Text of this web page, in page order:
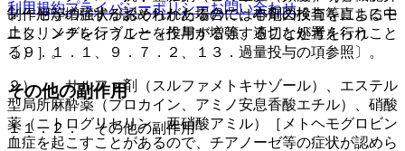
制作用が増強するおそれがあるので、心電図検査等によるモ
ニタリングを行うこと（作用が増強することが考えられ
る）］。
２）． サルファ剤（スルファメトキサゾール）、エステル
型局所麻酔薬（プロカイン、アミノ安息香酸エチル）、硝酸
薬（ニトログリセリン、亜硝酸アミル）［メトヘモグロビン
血症を起こすことがあるので、チアノーゼ等の症状が認めら
ノーゼ等の症状が認められた場合には本剤の投与を直ちに中
止し、メチレンブルーを投与する等、適切な処置を行うこと
〔９．１．１、９．７．２、１３．過量投与の項参照〕。
その他の副作用
１１．２． その他の副作用
利用規約プライバシーポリシーお問い合わせ